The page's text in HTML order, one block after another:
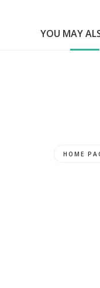
YOU MAY
HOME